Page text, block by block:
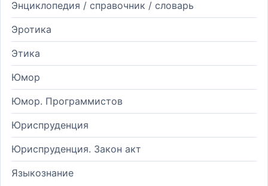
Энциклопедия / справочник / словарь
Эротика
Этика
Юмор
Юмор. Программистов
Юриспруденция
Юриспруденция. Закон акт
Языкознание